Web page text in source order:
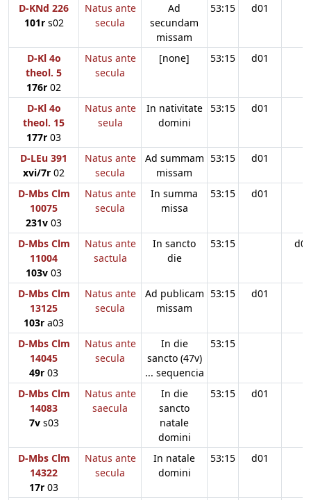
D-KNd 226
101rs02
Natus ante
secula
Ad
secundam
missam
53:15 d01
D-Kl 4o
theol. 5
176r 02
Natus ante
secula
[none] 53:15 d01
D-Kl 4o
theol. 15
177r 03
Natus ante
seula
In nativitate
domini
53:15 d01
D-LEu 391
xvi/7r 02
Natus ante
secula
Ad summam
missam
53:15 d01
D-Mbs Clm
10075
231v 03
Natus ante
secula
In summa
missa
53:15 d01
D-Mbs Clm
11004
103v 03
Natus ante
sactula
In sancto
die
53:15 d01
D-Mbs Clm
13125
103r a03
Natus ante
secula
Ad publicam
missam
53:15 d01
D-Mbs Clm
14045
49r 03
Natus ante
secula
In die
sancto (47v)
... sequencia
53:15
D-Mbs Clm
14083
7vs03
Natus ante
saecula
In die
sancto
natale
domini
53:15 d01
D-Mbs Clm
14322
17r 03
Natus ante
secula
In natale
domini
53:15 d01